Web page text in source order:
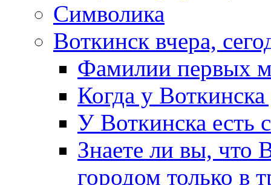
Символика
Воткинск вчера,
Фамилии первых
Когда у
У Воткинска есть
Знаете ли вы, что
городом только в